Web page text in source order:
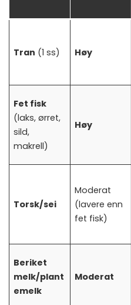
Tran (1 ss) Høy
Fet fisk
(laks, ørret,
sild,
makrell)
Høy
Torsk/sei
Moderat
(lavere enn
fet fisk)
Beriket
melk/plant
emelk
Moderat